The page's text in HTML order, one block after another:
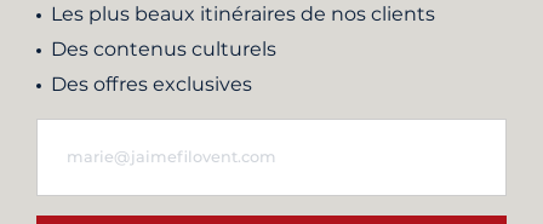
Les plus beaux itinéraires de nos clients
Des contenus culturels
Des offres exclusives